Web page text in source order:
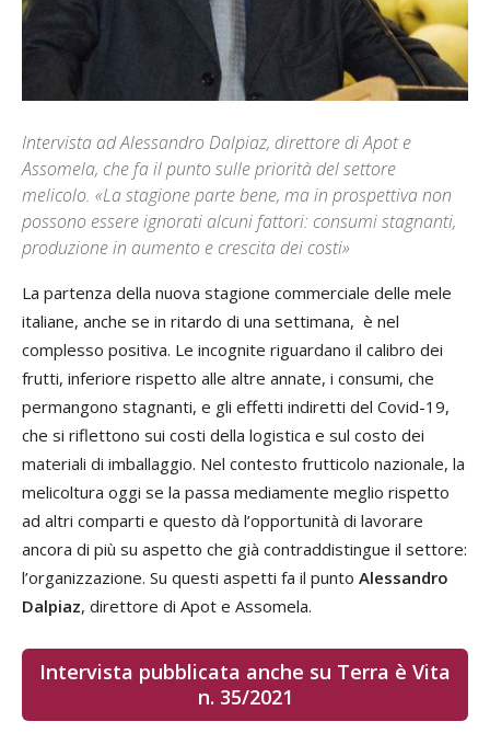
Intervista ad Alessandro Dalpiaz, direttore di Apot e
Assomela, che fa il punto sulle priorità del settore
melicolo. «La stagione parte bene, ma in prospettiva non
possono essere ignorati alcuni fattori: consumi stagnanti,
produzione in aumento e crescita dei costi»
La partenza della nuova stagione commerciale delle mele
italiane, anche se in ritardo di una settimana, è nel
complesso positiva. Le incognite riguardano il calibro dei
frutti, inferiore rispetto alle altre annate, i consumi, che
permangono stagnanti, e gli effetti indiretti del Covid-19,
che si riflettono sui costi della logistica e sul costo dei
materiali di imballaggio. Nel contesto frutticolo nazionale, la
melicoltura oggi se la passa mediamente meglio rispetto
ad altri comparti e questo dà l’opportunità di lavorare
ancora di più su aspetto che già contraddistingue il settore:
l’organizzazione. Su questi aspetti fa il punto Alessandro
Dalpiaz, direttore di Apot e Assomela.
Intervista pubblicata anche su Terra è Vita
n. 35/2021